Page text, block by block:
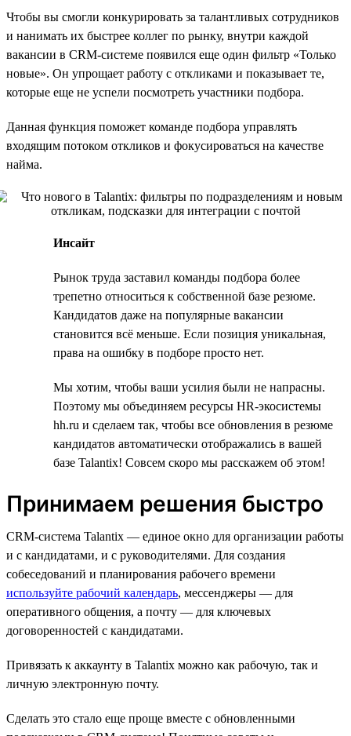
Чтобы вы смогли конкурировать за талантливых сотрудников
и нанимать их быстрее коллег по рынку, внутри каждой
вакансии в CRM-системе появился еще один фильтр «Только
новые». Он упрощает работу с откликами и показывает те,
которые еще не успели посмотреть участники подбора.
Данная функция поможет команде подбора управлять
входящим потоком откликов и фокусироваться на качестве
найма.
Инсайт
Рынок труда заставил команды подбора более
трепетно относиться к собственной базе резюме.
Кандидатов даже на популярные вакансии
становится всё меньше. Если позиция уникальная,
права на ошибку в подборе просто нет.
Мы хотим, чтобы ваши усилия были не напрасны.
Поэтому мы объединяем ресурсы HR-экосистемы
hh.ru и сделаем так, чтобы все обновления в резюме
кандидатов автоматически отображались в вашей
базе Talantix! Совсем скоро мы расскажем об этом!
Принимаем решения быстро
CRM-система Talantix — единое окно для организации работы
и с кандидатами, и с руководителями. Для создания
собеседований и планирования рабочего времени
используйте рабочий календарь, мессенджеры — для
оперативного общения, а почту — для ключевых
договоренностей с кандидатами.
Привязать к аккаунту в Talantix можно как рабочую, так и
личную электронную почту.
Сделать это стало еще проще вместе с обновленными